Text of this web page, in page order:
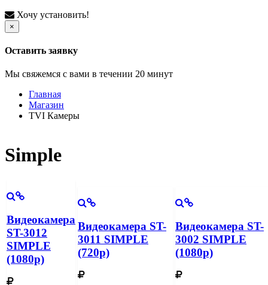
Хочу установить!
×
Оставить заявку
Мы свяжемся с вами в течении 20 минут
Главная
Магазин
TVI Камеры
Simple
Видеокамера
ST-3012
SIMPLE
(1080p)
Видеокамера ST-
3011 SIMPLE
(720p)
Видеокамера ST-
3002 SIMPLE
(1080p)